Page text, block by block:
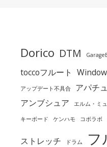
Dorico DTM
toccoフルート
アップデート不具合 アパチ
アンブシュア
エルム・ミ
キーボード ケンハモ コボラボ
ストレッチ ドラム フ